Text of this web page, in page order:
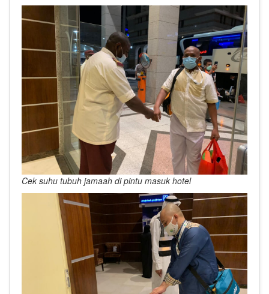
Cek suhu tubuh jamaah di pintu masuk hotel